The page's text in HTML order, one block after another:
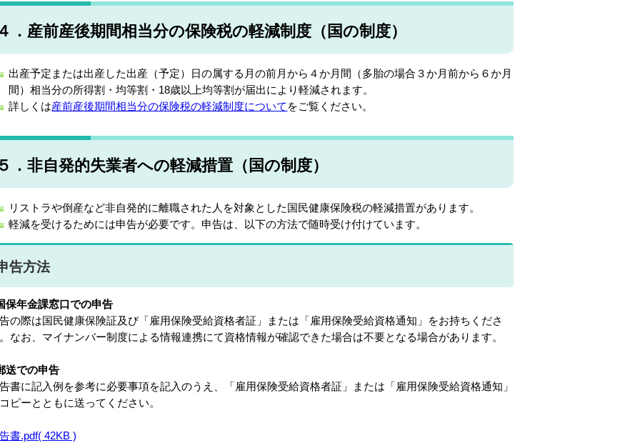
．産前産後期間相当分の保険税の軽減制度（国の制度）
出産予定または出産した出産（予定）日の属する月の前月から４か月間（多胎の場合３か月前から６か月
間）相当分の所得割・均等割・18歳以上均等割が届出により軽減されます。
詳しくは産前産後期間相当分の保険税の軽減制度について をご覧ください。
．非自発的失業者への軽減措置（国の制度）
リストラや倒産など非自発的に離職された人を対象とした国民健康保険税の軽減措置があります。
軽減を受けるためには申告が必要です。申告は、以下の方法で随時受け付けています。
告方法
保年金課窓口での申告
の際は国民健康保険証及び「雇用保険受給資格者証」または「雇用保険受給資格通知」をお持ちくださ
なお、マイナンバー制度による情報連携にて資格情報が確認できた場合は不要となる場合があります。
送での申告
書に記入例を参考に必要事項を記入のうえ、「雇用保険受給資格者証」または「雇用保険受給資格通知」
ピーとともに送ってください。
書.pdf( 42KB )